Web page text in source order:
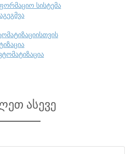
სისტემა
ასევე